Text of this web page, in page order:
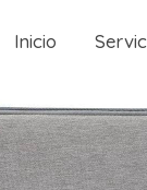
Inicio